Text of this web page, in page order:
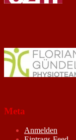
Meta
Anmelden